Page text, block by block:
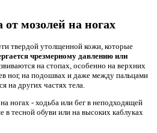
мозолей на ногах
твердой утолщенной кожи, которые
чрезмерному давлению или
на стопах, особенно на верхних
ног, на подошвах и даже между пальцами
на других частях тела.
ногах - ходьба или бег в неподходящей
в тесной обуви или на высоких каблуках